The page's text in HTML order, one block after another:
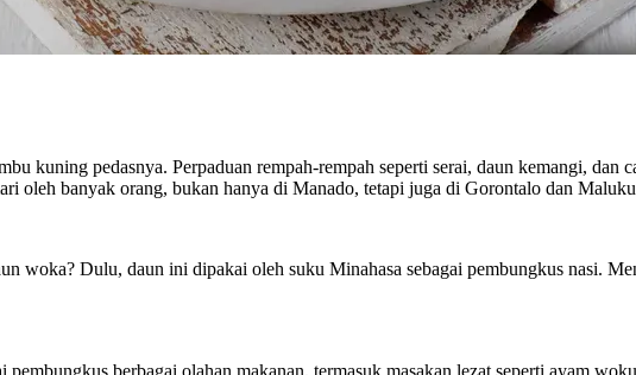
kuning pedasnya. Perpaduan rempah-rempah seperti serai, daun kemangi, dan
oleh banyak orang, bukan hanya di Manado, tetapi juga di Gorontalo dan
woka? Dulu, daun ini dipakai oleh suku Minahasa sebagai pembungkus nasi.
berbagai olahan makanan, termasuk masakan lezat seperti ayam